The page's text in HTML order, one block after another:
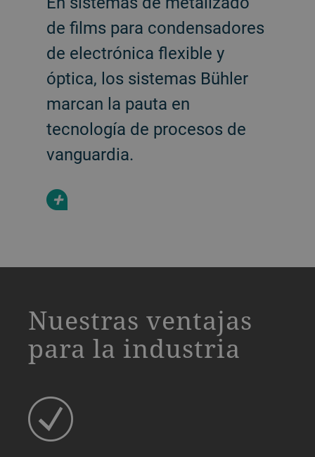
de films para condensadores
de electrónica flexible y
óptica, los sistemas Bühler
marcan la pauta en
tecnología de procesos de
vanguardia.
+
Nuestras ventajas
para la industria